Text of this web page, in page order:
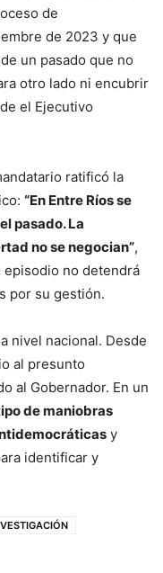
de
de 2023 y que
un pasado que no
otro lado ni encubrir
el Ejecutivo
ratificó la
“En Entre Ríos se
pasado. La
no se negocian”,
no detendrá
por su gestión.
nivel nacional. Desde
al presunto
al Gobernador. En un
de maniobras
y
identificar y